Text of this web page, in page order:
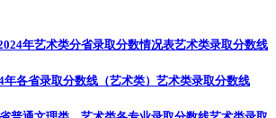
年艺术类分省录取分数情况表艺术类录取分数线
各省录取分数线（艺术类） 艺术类录取分数线